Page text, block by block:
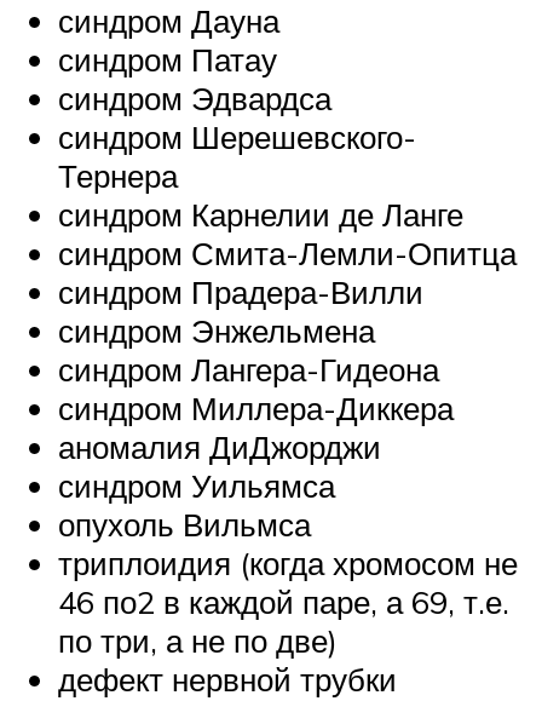
синдром Дауна
синдром Патау
синдром Эдвардса
синдром Шерешевского-
Тернера
синдром Карнелии де Ланге
синдром Смита-Лемли-Опитца
синдром Прадера-Вилли
синдром Энжельмена
синдром Лангера-Гидеона
синдром Миллера-Диккера
аномалия ДиДжорджи
синдром Уильямса
опухоль Вильмса
триплоидия (когда хромосом не
46 по2 в каждой паре, а 69, т.е.
по три, а не по две)
дефект нервной трубки